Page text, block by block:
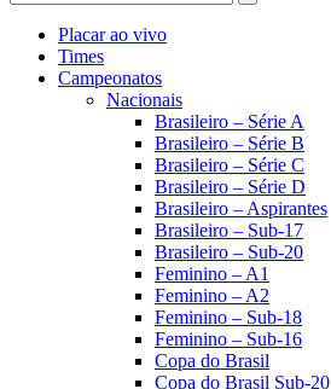
Placar ao vivo
Times
Campeonatos
Nacionais
Brasileiro – Série A
Brasileiro – Série B
Brasileiro – Série C
Brasileiro – Série D
Brasileiro – Aspirantes
Brasileiro – Sub-17
Brasileiro – Sub-20
Feminino – A1
Feminino – A2
Feminino – Sub-18
Feminino – Sub-16
Copa do Brasil
Copa do Brasil Sub-20